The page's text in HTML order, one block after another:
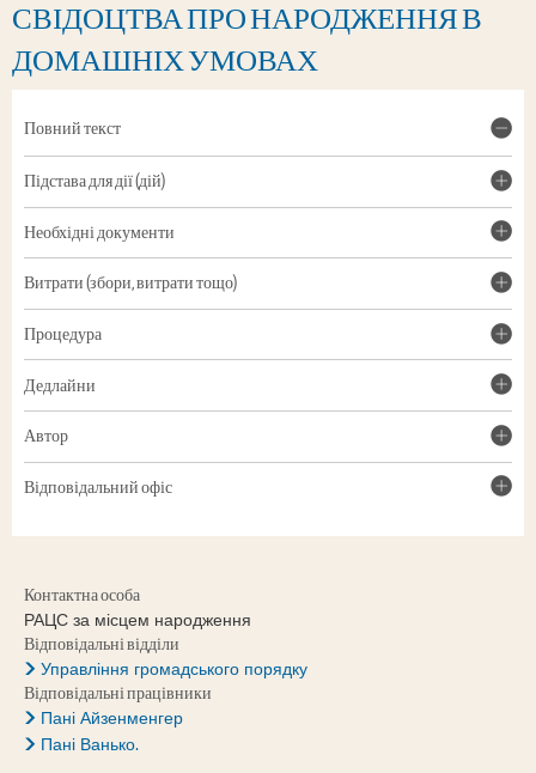
СВІДОЦТВА ПРО НАРОДЖЕННЯ В
ДОМАШНІХ УМОВАХ
Повний текст
Підстава для дії (дій)
Необхідні документи
Витрати (збори, витрати тощо)
Процедура
Дедлайни
Автор
Відповідальний офіс
Контактна особа
РАЦС за місцем народження
Відповідальні відділи
Управління громадського порядку
Відповідальні працівники
Пані Айзенменгер
Пані Ванько.